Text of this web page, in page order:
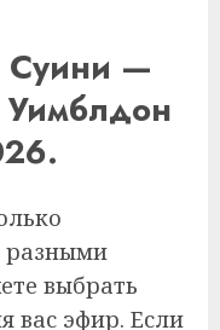
Суини —
Уимблдон
разными
выбрать
вас эфир. Если